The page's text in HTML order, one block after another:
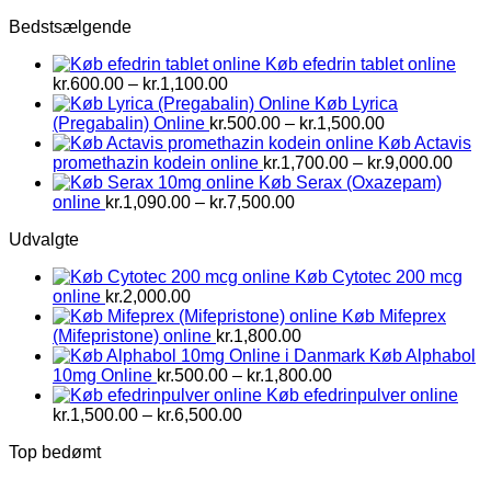
Bedstsælgende
Køb efedrin tablet online
kr.600.00 – kr.1,100.00Prisinterval:
kr.600.00
til
kr.1,100.00
Køb Lyrica
(Pregabalin) Online kr.500.00 – kr.1,500.00Prisinterval:
kr.500.00
til
kr.1,500.00
Køb Actavis
promethazin kodein online kr.1,700.00 – kr.9,000.00
Køb Serax (Oxazepam)
online kr.1,090.00 – kr.7,500.00Prisinterval:
Udvalgte
Køb Cytotec 200 mcg
online kr.2,000.00
Køb Mifeprex
(Mifepristone) online kr.1,800.00
Køb Alphabol
10mg Online kr.500.00 – kr.1,800.00Prisinterval:
kr.500.00
Køb efedrinpulver online
kr.1,500.00 – kr.6,500.00Prisinterval:
Top bedømt